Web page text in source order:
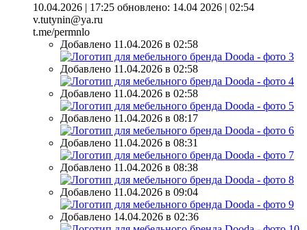
10.04.2026 | 17:25 обновлено: 14.04 2026 | 02:54
v.tutynin@ya.ru
t.me/permnlo
Добавлено 11.04.2026 в 02:58
Добавлено 11.04.2026 в 02:58
Добавлено 11.04.2026 в 02:58
Добавлено 11.04.2026 в 08:17
Добавлено 11.04.2026 в 08:31
Добавлено 11.04.2026 в 08:38
Добавлено 11.04.2026 в 09:04
Добавлено 14.04.2026 в 02:36